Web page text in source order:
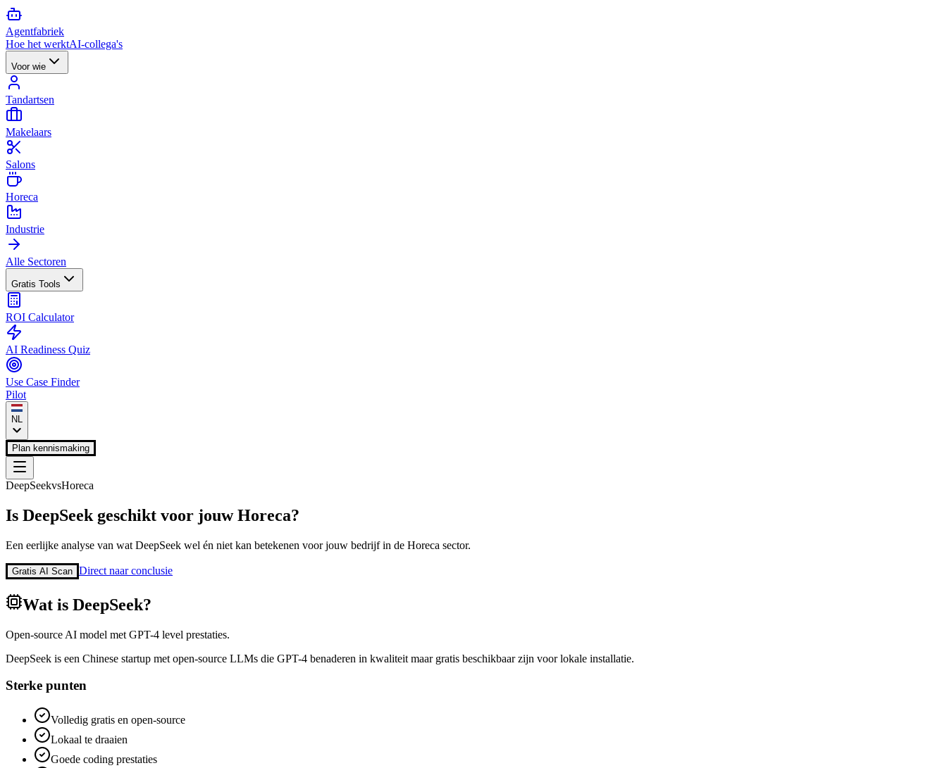
Agentfabriek
Hoe het werktAI-collega's
Voor wie
Tandartsen
Makelaars
Salons
Horeca
Industrie
Alle Sectoren
Gratis Tools
ROI Calculator
AI Readiness Quiz
Use Case Finder
Pilot
NL
Plan kennismaking
DeepSeekvsHoreca
Is DeepSeek geschikt voor jouwHoreca?
Een eerlijke analyse van wat DeepSeek wel én niet kan betekenen voor jouw bedrijf in de Horeca sector.
Gratis AI Scan Direct naar conclusie
Wat is DeepSeek?
Open-source AI model met GPT-4 level prestaties.
DeepSeek is een Chinese startup met open-source LLMs die GPT-4 benaderen in kwaliteit maar gratis beschikbaar zijn voor lokale installatie.
Sterke punten
Volledig gratis en open-source
Lokaal te draaien
Goede coding prestaties